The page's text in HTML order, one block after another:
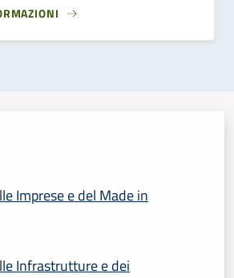
Imprese e del Made in
Infrastrutture e dei